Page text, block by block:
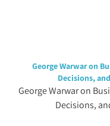
George Warwar on
Decisions,
George Warwar on
Decisions,